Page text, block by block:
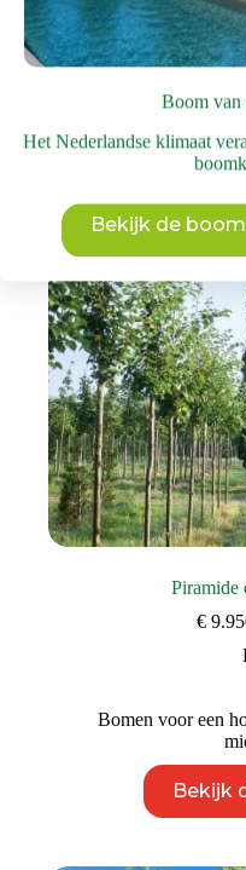
Boom van
Het Nederlandse klimaat
Bekijk de
Bekijk
Piramide
€
Bomen voor een
Bekijk